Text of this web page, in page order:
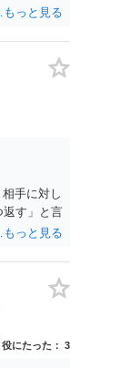
殿には任
る費用そ
本件は、
を及ぼす
かに返金
手に対し
返す」と言
返済期日
、残額の
少額訴訟
姿勢で
役にたった 3